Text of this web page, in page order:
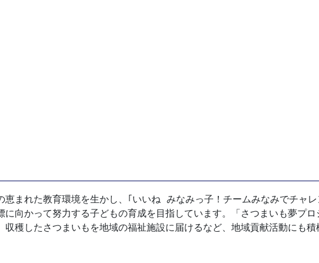
まれた教育環境を生かし、｢いいね みなみっ子！チームみなみでチャ
に向かって努力する子どもの育成を目指しています。「さつまいも夢プ
穫したさつまいもを地域の福祉施設に届けるなど、地域貢献活動にも積